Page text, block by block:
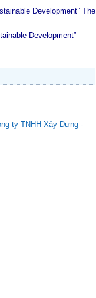
Development” The
Development”
ty TNHH Xây Dựng -